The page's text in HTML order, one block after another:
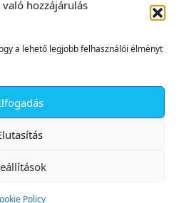
való hozzájárulás
a lehető legjobb felhasználói élményt
Policy
✕